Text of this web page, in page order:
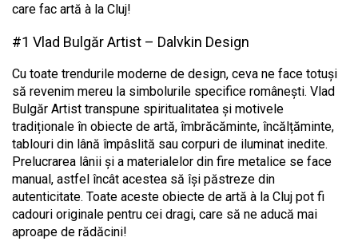
care fac artă à la Cluj!
#1 Vlad Bulgăr Artist – Dalvkin Design
Cu toate trendurile moderne de design, ceva ne face totuși
să revenim mereu la simbolurile specifice românești. Vlad
Bulgăr Artist transpune spiritualitatea și motivele
tradiționale în obiecte de artă, îmbrăcăminte, încălțăminte,
tablouri din lână împâslită sau corpuri de iluminat inedite.
Prelucrarea lânii și a materialelor din fire metalice se face
manual, astfel încât acestea să își păstreze din
autenticitate. Toate aceste obiecte de artă à la Cluj pot fi
cadouri originale pentru cei dragi, care să ne aducă mai
aproape de rădăcini!